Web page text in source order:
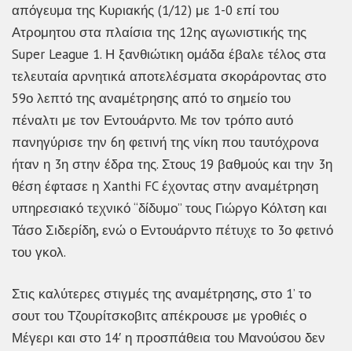
απόγευμα της Κυριακής (1/12) με 1-0 επί του
Ατρομητου στα πλαίσια της 12ης αγωνιστικής της
Super League 1. Η ξανθιώτικη ομάδα έβαλε τέλος στα
τελευταία αρνητικά αποτελέσματα σκοράροντας στο
59ο λεπτό της αναμέτρησης από το σημείο του
πέναλτι με τον Εντουάρντο. Με τον τρόπο αυτό
πανηγύρισε την 6η φετινή της νίκη που ταυτόχρονα
ήταν η 3η στην έδρα της. Στους 19 βαθμούς και την 3η
θέση έφτασε η Xanthi FC έχοντας στην αναμέτρηση
υπηρεσιακό τεχνικό “δίδυμο” τους Γιώργο Κόλτση και
Τάσο Σιδερίδη, ενώ ο Εντουάρντο πέτυχε το 3ο φετινό
του γκολ.
Στις καλύτερες στιγμές της αναμέτρησης, στο 1’ το
σουτ του Τζουρίτσκοβιτς απέκρουσε με γροθιές ο
Μέγερι και στο 14′ η προσπάθεια του Μανούσου δεν